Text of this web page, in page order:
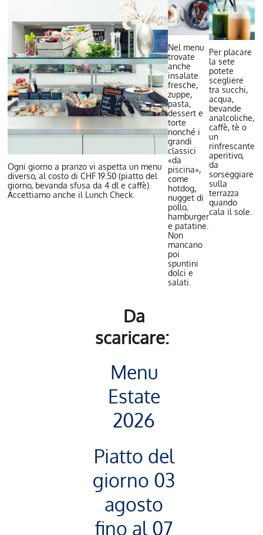
Ogni giorno a pranzo vi aspetta un menu
diverso, al costo di CHF 19.50 (piatto del
giorno, bevanda sfusa da 4 dl e caffè).
Accettiamo anche il Lunch Check.
Nel menu
trovate
anche
insalate
fresche,
zuppe,
pasta,
dessert e
torte
nonché i
grandi
classici
«da
piscina»,
come
hotdog,
nugget di
pollo,
hamburger
e patatine.
Non
mancano
poi
spuntini
dolci e
salati.
Per placare
la sete
potete
scegliere
tra succhi,
acqua,
bevande
analcoliche,
caffè, tè o
un
rinfrescante
aperitivo,
da
sorseggiare
sulla
terrazza
quando
cala il sole.
Da
scaricare:
Menu
Estate
2026
Piatto del
giorno 03
agosto
fino al 07